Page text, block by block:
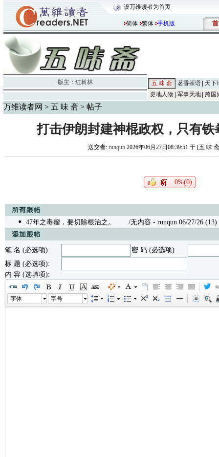
设万维读者为首页
简体 繁体 手机版 首
版主： 红树林 五 味 斋 茗香茶语
天下
史地人物
军事天地 跨国
万维读者网 > 五 味 斋 > 帖子
打击伊朗封建神棍政权，只有铁
送交者: runqun2026年06月27日08:39:51 于 [五 味
0%(0)
47年之毒瘤，要切除根治之。 /无内容 - runqun 06/27/26 (13)
笔 名 (必选项):
密 码 (必选项):
标 题 (必选项):
内 容 (选填项):
字体 字号